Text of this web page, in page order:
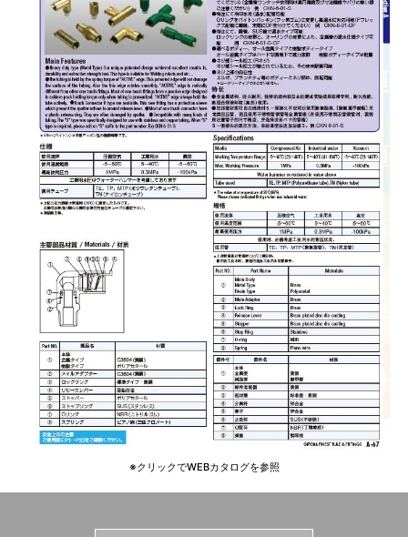
※クリックでWEBカタログを参照